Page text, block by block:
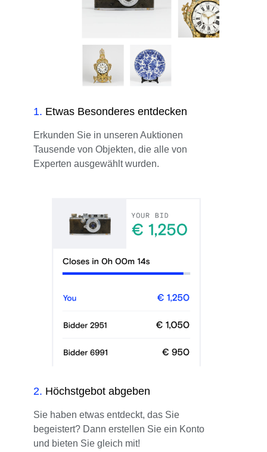
1. Etwas Besonderes entdecken
Erkunden Sie in unseren Auktionen
Tausende von Objekten, die alle von
Experten ausgewählt wurden.
2. Höchstgebot abgeben
Sie haben etwas entdeckt, das Sie
begeistert? Dann erstellen Sie ein Konto
und bieten Sie gleich mit!